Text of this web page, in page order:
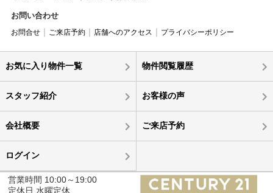
お問い合わせ
お問合せ ご来店予約 店舗へのアクセス プライバシーポリシー
お気に入り物件一覧 物件閲覧履歴
スタッフ紹介 お客様の声
会社概要 ご来店予約
ログイン
営業時間 10:00～19:00
定休日 水曜定休